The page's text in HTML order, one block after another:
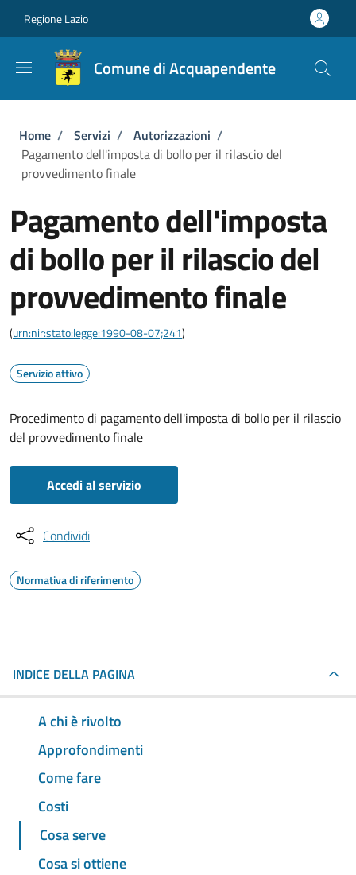
Regione Lazio
Comune di Acquapendente
Briciole di pane
Home / Servizi / Autorizzazioni /
Pagamento dell'imposta di bollo per il rilascio del
provvedimento finale
Pagamento dell'imposta
di bollo per il rilascio del
provvedimento finale
(urn:nir:stato:legge:1990-08-07;241)
Servizio attivo
Procedimento di pagamento dell'imposta di bollo per il rilascio
del provvedimento finale
Accedi al servizio
Condividi
Normativa di riferimento
INDICE DELLA PAGINA
A chi è rivolto
Approfondimenti
Come fare
Costi
Cosa serve
Cosa si ottiene